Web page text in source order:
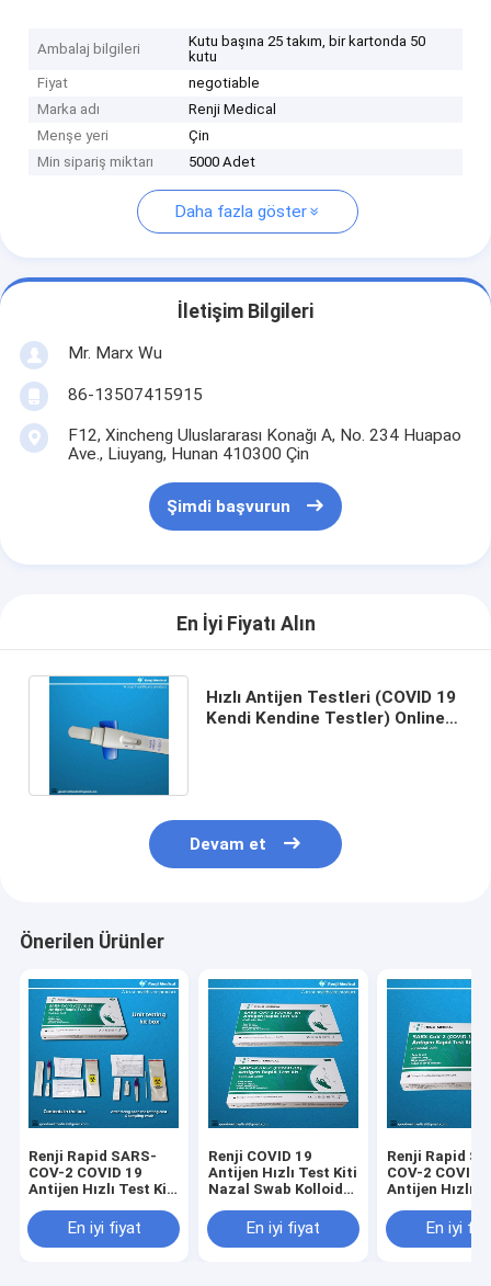
Ambalaj bilgileri
Kutu başına 25 takım, bir kartonda 50
kutu
Fiyat
negotiable
Marka adı
Renji Medical
Menşe yeri
Çin
Min sipariş miktarı
5000 Adet
Daha fazla göster
İletişim Bilgileri
Mr. Marx Wu
86-13507415915
F12, Xincheng Uluslararası Konağı A, No. 234 Huapao
Ave., Liuyang, Hunan 410300 Çin
Şimdi başvurun
En İyi Fiyatı Alın
Hızlı Antijen Testleri (COVID 19
Kendi Kendine Testler) Online
Devam et
Önerilen Ürünler
Renji Rapid SARS-
COV-2 COVID 19
Antijen Hızlı Test Kiti
En iyi fiyat
Renji COVID 19
Antijen Hızlı Test Kiti
Nazal Swab Kolloidal
En iyi fiyat
Renji Rapid
COV-2 COVID
Antijen Hızlı
ÇubuğuEn iyi